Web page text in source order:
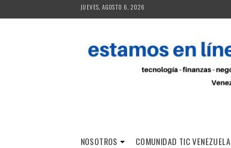
al
JUEVES, AGOSTO 6, 2026
NOSOTROS COMUNIDAD TIC VENEZUELA